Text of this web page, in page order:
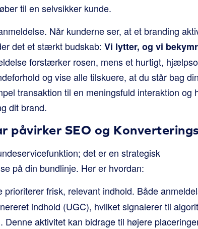
til en selvsikker kunde.
Når kunderne ser, at et branding
det et stærkt budskab: Vi lytter, og vi
forstærker rosen, mens et hurtigt,
og vise alle tilskuere, at du står bag
transaktion til en meningsfuld interaktion og
dit brand.
påvirker SEO og
det er en strategisk
på din bundlinje. Her er hvordan:
prioriterer frisk, relevant indhold. Både
indhold (UGC), hvilket signalerer til
aktivitet kan bidrage til højere